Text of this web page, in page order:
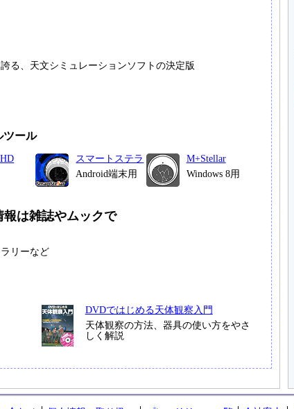
る、天文シミュレーションソフトの決定版
ツール
スマートステラ
Android端末用
M+Stellar
Windows 8用
報は雑誌やムックで
リーなど
DVDではじめる天体観察入門
天体観察の方法、器具の使い方をやさ
しく解説